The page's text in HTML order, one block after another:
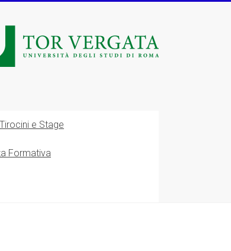
Tirocini e Stage
Formativa